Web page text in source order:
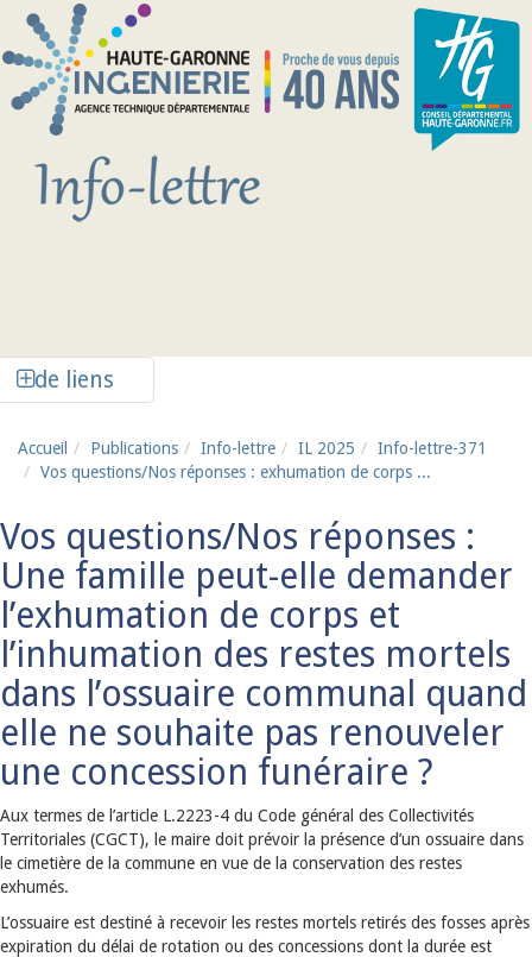
Aller au contenu principal
de liens
Accueil Publications Info-lettre IL 2025
Info-lettre-371
Vos questions/Nos réponses : exhumation de corps ...
Vos questions/Nos réponses :
Une famille peut-elle demander
l’exhumation de corps et
l’inhumation des restes mortels
dans l’ossuaire communal quand
elle ne souhaite pas renouveler
une concession funéraire ?
Aux termes de l’article L.2223-4 du Code général des Collectivités
Territoriales (CGCT), le maire doit prévoir la présence d’un ossuaire dans
le cimetière de la commune en vue de la conservation des restes
exhumés.
L’ossuaire est destiné à recevoir les restes mortels retirés des fosses après
expiration du délai de rotation ou des concessions dont la durée est